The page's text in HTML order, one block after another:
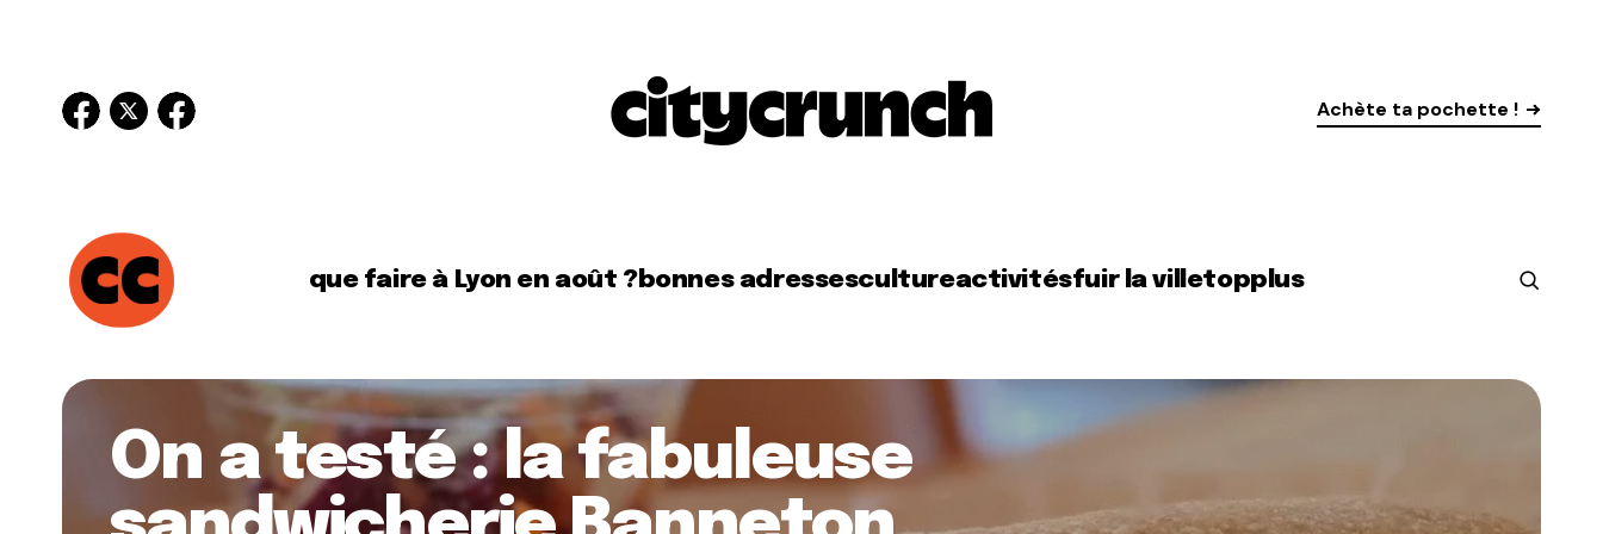
Achète ta pochette !
que faire à Lyon en août ?bonnes adressescultureactivitésfuir la villetopplus
On a testé : la fabuleuse